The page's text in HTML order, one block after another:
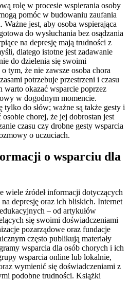
rolę w procesie wspierania osoby
pomóc w budowaniu zaufania
Ważne jest, aby osoba wspierająca
do wysłuchania bez osądzania
na depresję mają trudności z
dlatego istotne jest zadawanie
do dzielenia się swoimi
tym, że nie zawsze osoba chora
potrzebuje przestrzeni i czasu
warto okazać wsparcie poprzez
w dogodnym momencie.
do słów; ważne są także gesty i
osobie chorej, że jej dobrostan jest
czasu czy drobne gesty wsparcia
o uczuciach.
o wsparciu dla
wiele źródeł informacji dotyczących
depresję oraz ich bliskich. Internet
– od artykułów
się swoimi doświadczeniami
pozarządowe oraz fundacje
często publikują materiały
wsparcia dla osób chorych i ich
wsparcia online lub lokalnie,
wymienić się doświadczeniami z
podobne trudności. Książki